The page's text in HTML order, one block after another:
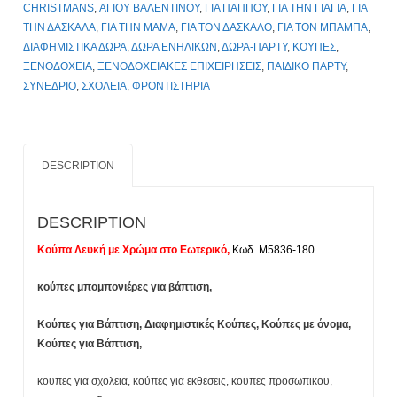
quantity
CHRISTMANS ,ΑΓΙΟΥ ΒΑΛΕΝΤΙΝΟΥ, ΓΙΑ ΠΑΠΠΟΥ, ΓΙΑ ΤΗΝ ΓΙΑΓΙΑ ΓΙΑ
ΤΗΝ ΔΑΣΚΑΛΑ ΓΙΑ ΤΗΝ ΜΑΜΑ ΓΙΑ ΤΟΝ ΔΑΣΚΑΛΟ ΓΙΑ ΤΟΝ ΜΠΑΜΠΑ
ΔΙΑΦΗΜΙΣΤΙΚΑ ΔΩΡΑ ,ΔΩΡΑ ΕΝΗΛΙΚΩΝ ,ΔΩΡΑ-ΠΑΡΤΥ, ΚΟΥΠΕΣ
ΞΕΝΟΔΟΧΕΙΑ ,ΞΕΝΟΔΟΧΕΙΑΚΕΣ ΕΠΙΧΕΙΡΗΣΕΙΣ ΠΑΙΔΙΚΟ ΠΑΡΤΥ,
ΣΥΝΕΔΡΙΟ ,ΣΧΟΛΕΙΑ ,ΦΡΟΝΤΙΣΤΗΡΙΑ
DESCRIPTION
DESCRIPTION
Κούπα Λευκή με Χρώμα στο Εωτερικό, Κωδ. M5836-180
κούπες μπομπονιέρες για βάπτιση,
Κούπες για Βάπτιση, Διαφημιστικές Κούπες, Κούπες με όνομα,
Κούπες για Βάπτιση,
κουπες για σχολεια, κούπες για εκθεσεις, κουπες προσωπικου,